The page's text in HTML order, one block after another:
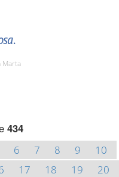
Marta
434
6 7 8 9
10
17 18 19
20